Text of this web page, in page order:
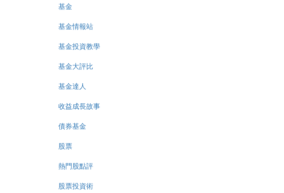
基金
基金情報站
基金投資教學
基金大評比
基金達人
收益成長故事
債券基金
股票
熱門股點評
股票投資術